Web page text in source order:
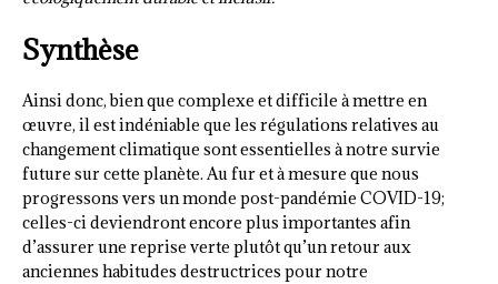
Synthèse
Ainsi donc, bien que complexe et difficile à mettre en
œuvre, il est indéniable que les régulations relatives au
changement climatique sont essentielles à notre survie
future sur cette planète. Au fur et à mesure que nous
progressons vers un monde post-pandémie COVID-19;
celles-ci deviendront encore plus importantes afin
d’assurer une reprise verte plutôt qu’un retour aux
anciennes habitudes destructrices pour notre